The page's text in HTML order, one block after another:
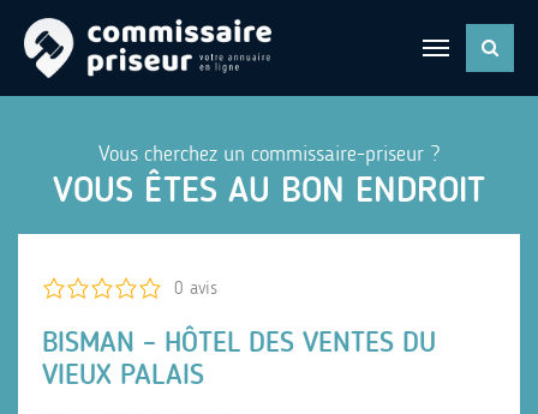
Vous cherchez un commissaire-priseur ?
VOUS ÊTES AU BON ENDROIT
0 avis
BISMAN – HÔTEL DES VENTES DU
VIEUX PALAIS